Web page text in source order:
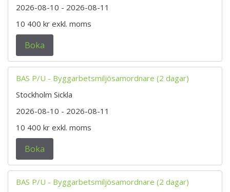
2026-08-10 - 2026-08-11
10 400 kr exkl. moms
Boka
BAS P/U - Byggarbetsmiljösamordnare (2 dagar)
Stockholm Sickla
2026-08-10 - 2026-08-11
10 400 kr exkl. moms
Boka
BAS P/U - Byggarbetsmiljösamordnare (2 dagar)